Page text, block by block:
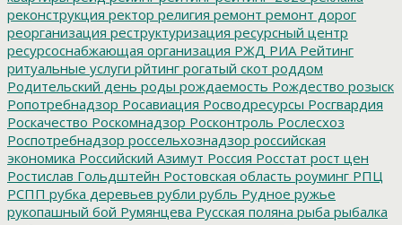
реконструкция ректор религия ремонт ремонт дорог
реорганизация реструктуризация ресурсный центр
ресурсоснабжающая организация РЖД РИА Рейтинг
ритуальные услуги рйтинг рогатый скот роддом
Родительский день роды рождаемость Рождество розыск
Ропотребнадзор Росавиация Росводресурсы Росгвардия
Роскачество Роскомнадзор Росконтроль Рослесхоз
Роспотребнадзор россельхознадзор российская
экономика Российский Азимут Россия Росстат рост цен
Ростислав Гольдштейн Ростовская область роуминг РПЦ
РСПП рубка деревьев рубли рубль Рудное ружье
рукопашный бой Румянцева Русская поляна рыба рыбалка